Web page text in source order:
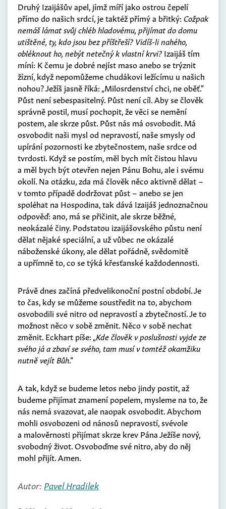
Druhý Izaijášův apel, jímž míří jako ostrou čepelí
přímo do našich srdcí, je taktéž přímý a břitký: Cožpak
nemáš lámat svůj chléb hladovému, přijímat do domu
utištěné, ty, kdo jsou bez příštřeší? Vidíš-li nahého,
obléknout ho, nebýt netečný k vlastní krvi? Izaijáš tím
míní: K čemu je dobré nejíst maso anebo se trýznit
žízní, když nepomůžeme chudákovi ležícímu u našich
nohou? Ježíš jasně říká: „Milosrdenství chci, ne oběť.“
Půst není sebespasitelný. Půst není cíl. Aby se člověk
správně postil, musí pochopit, že věci se nemění
postem, ale skrze půst. Půst nás má osvobodit. Má
osvobodit naši mysl od nepravostí, naše smysly od
upírání pozornosti ke zbytečnostem, naše srdce od
tvrdosti. Když se postím, měl bych mít čistou hlavu
a měl bych být otevřen nejen Pánu Bohu, ale i svému
okolí. Na otázku, zda má člověk něco aktivně dělat –
v tomto případě dodržovat půst – anebo se jen
spoléhat na Hospodina, tak dává Izaijáš jednoznačnou
odpověď: ano, má se přičinit, ale skrze běžné,
neokázalé činy. Podstatou izaijášovského půstu není
dělat nějaké speciální, a už vůbec ne okázalé
náboženské úkony, ale dělat pořádně, svědomitě
a upřímně to, co se týká křesťanské každodennosti.
Právě dnes začíná předvelikonoční postní období. Je
to čas, kdy se můžeme soustředit na to, abychom
osvobodili své nitro od nepravostí a zbytečností. Je to
možnost něco v sobě změnit. Něco v sobě nechat
změnit. Eckhart píše: „Kde člověk v poslušnosti vyjde ze
svého já a zbaví se svého, tam musí v tomtéž okamžiku
nutně vejít Bůh.“
A tak, když se budeme letos nebo jindy postit, až
budeme přijímat znamení popelem, mysleme na to, že
nás nemá svazovat, ale naopak osvobodit. Abychom
mohli osvobozeni od nánosů nepravostí, svévole
a malověrnosti přijímat skrze krev Pána Ježíše nový,
svobodný život. Osvoboďme své nitro, aby do něj
mohl přijít. Amen.
Autor: Pavel Hradilek